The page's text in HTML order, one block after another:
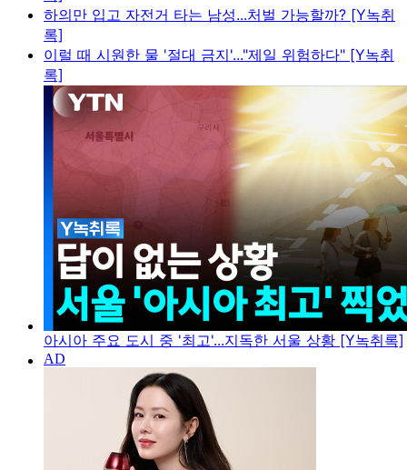
하의만 입고 자전거 타는 남성...처벌 가능할까? [Y녹취
록]
이럴 때 시원한 물 '절대 금지'..."제일 위험하다" [Y녹취
록]
아시아 주요 도시 중 '최고'...지독한 서울 상황 [Y녹취록]